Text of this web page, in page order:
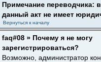
Примечание переводчика:
данный акт не имеет
Вернуться к началу
faq#08 » Почему я не могу
зарегистрироваться?
Возможно, администратор